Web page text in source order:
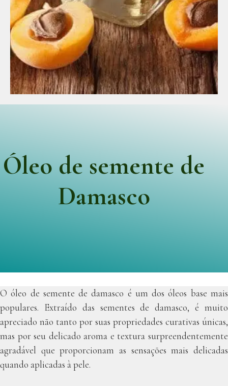
Óleo de semente de
Damasco
O óleo de semente de damasco é um dos óleos base mais
populares. Extraído das sementes de damasco, é muito
apreciado não tanto por suas propriedades curativas únicas,
mas por seu delicado aroma e textura surpreendentemente
agradável que proporcionam as sensações mais delicadas
quando aplicadas à pele.